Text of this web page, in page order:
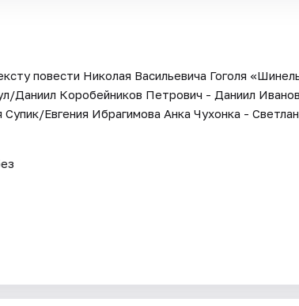
повести Николая Васильевича Гоголя
Даниил Коробейников Петрович - Даниил
Евгения Ибрагимова Анка Чухонка -